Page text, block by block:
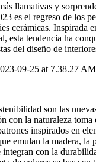
llamativas y
es el regreso de los
cerámicas. Inspirada
esta tendencia ha
del diseño de
son las
con la naturaleza toma
inspirados en
emulan la madera, la
integran con la